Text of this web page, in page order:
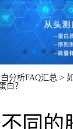
分析FAQ汇总 >
白？
同的